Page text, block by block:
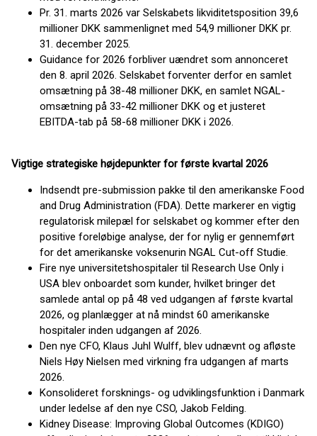
Pr. 31. marts 2026 var Selskabets likviditetsposition 39,6
millioner DKK sammenlignet med 54,9 millioner DKK pr.
31. december 2025.
Guidance for 2026 forbliver uændret som annonceret
den 8. april 2026. Selskabet forventer derfor en samlet
omsætning på 38-48 millioner DKK, en samlet NGAL-
omsætning på 33-42 millioner DKK og et justeret
EBITDA-tab på 58-68 millioner DKK i 2026.
Vigtige strategiske højdepunkter for første kvartal 2026
Indsendt pre-submission pakke til den amerikanske Food
and Drug Administration (FDA). Dette markerer en vigtig
regulatorisk milepæl for selskabet og kommer efter den
positive foreløbige analyse, der for nylig er gennemført
for det amerikanske voksenurin NGAL Cut-off Studie.
Fire nye universitetshospitaler til Research Use Only i
USA blev onboardet som kunder, hvilket bringer det
samlede antal op på 48 ved udgangen af første kvartal
2026, og planlægger at nå mindst 60 amerikanske
hospitaler inden udgangen af 2026.
Den nye CFO, Klaus Juhl Wulff, blev udnævnt og afløste
Niels Høy Nielsen med virkning fra udgangen af marts
2026.
Konsolideret forsknings- og udviklingsfunktion i Danmark
under ledelse af den nye CSO, Jakob Felding.
Kidney Disease: Improving Global Outcomes (KDIGO)